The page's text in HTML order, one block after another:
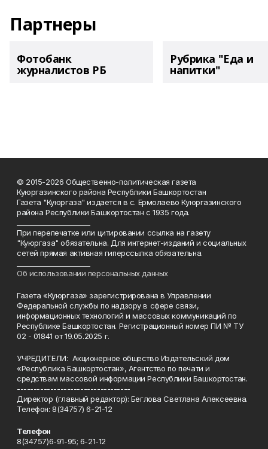
Партнеры
Фотобанк
журналистов РБ
Рубрика "Еда и
напитки"
© 2015-2026 Общественно-политическая газета
Куюргазинского района Республики Башкортостан
Газета "Куюргаза" издается в с. Ермолаево Куюргазинского
района Республики Башкортостан с 1935 года.
При перепечатке или цитировании ссылка на газету
"Куюргаза" обязательна. Для интернет-изданий и социальных
сетей прямая активная гиперссылка обязательна.
Об использовании персональных данных
Газета «Куюргаза» зарегистрирована в Управлении
Федеральной службы по надзору в сфере связи,
информационных технологий и массовых коммуникаций по
Республике Башкортостан. Регистрационный номер ПИ № ТУ
02 - 01841 от 19.05.2025 г.
УЧРЕДИТЕЛИ: Акционерное общество Издательский дом
«Республика Башкортостан», Агентство по печати и
средствам массовой информации Республики Башкортостан.
----------------------------------
Директор (главный редактор): Беглова Светлана Алексеевна.
Телефон: 8(34757) 6-21-12
Телефон
8(34757)6-91-95; 6-21-12